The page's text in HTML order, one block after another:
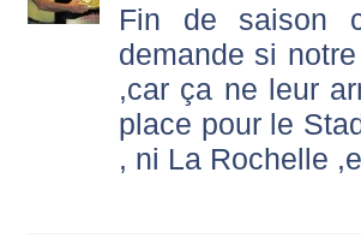
Fin de saison
demande si
,car ça ne leur
place pour le
, ni La Rochelle